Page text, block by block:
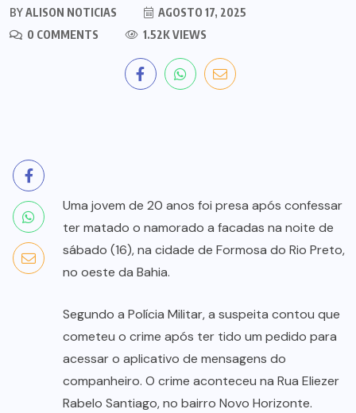
BYALISON NOTICIAS
AGOSTO 17, 2025
0 COMMENTS
1.52K VIEWS
Uma jovem de 20 anos foi presa após confessar
ter matado o namorado a facadas na noite de
sábado (16), na cidade de Formosa do Rio Preto,
no oeste da Bahia.
Segundo a Polícia Militar, a suspeita contou que
cometeu o crime após ter tido um pedido para
acessar o aplicativo de mensagens do
companheiro. O crime aconteceu na Rua Eliezer
Rabelo Santiago, no bairro Novo Horizonte.